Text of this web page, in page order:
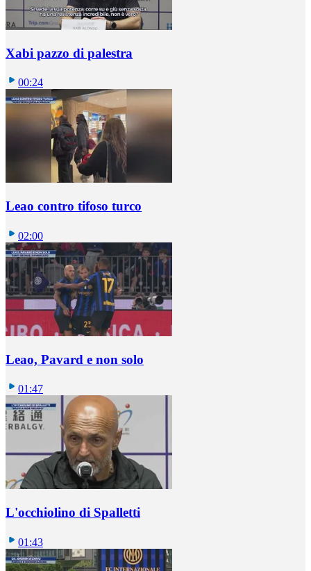
Xabi pazzo di palestra
00:24
Leao contro tifoso turco
02:00
Leao, Pavard e non solo
01:47
L'occhiolino di Spalletti
01:43